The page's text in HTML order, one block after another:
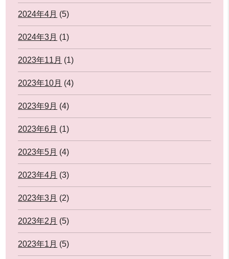
2024年4月 (5)
2024年3月 (1)
2023年11月 (1)
2023年10月 (4)
2023年9月 (4)
2023年6月 (1)
2023年5月 (4)
2023年4月 (3)
2023年3月 (2)
2023年2月 (5)
2023年1月 (5)